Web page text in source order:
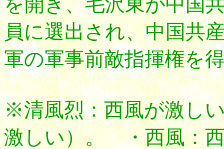
員に選出され、中国共
軍の軍事前敵指揮権を
※清風烈：西風が激し
激しい）。 ・西風：